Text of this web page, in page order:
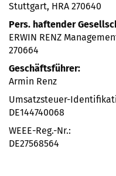
Stuttgart, HRA 270640
Pers. haftender
ERWIN RENZ
270664
Geschäftsführer:
Armin Renz
Umsatzsteuer-
DE144740068
WEEE-Reg.-Nr.:
DE27568564